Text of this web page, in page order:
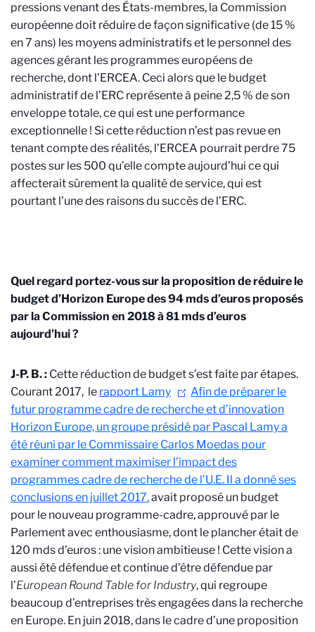
pressions venant des États-membres, la Commission
européenne doit réduire de façon significative (de 15 %
en 7 ans) les moyens administratifs et le personnel des
agences gérant les programmes européens de
recherche, dont l’ERCEA. Ceci alors que le budget
administratif de l’ERC représente à peine 2,5 % de son
enveloppe totale, ce qui est une performance
exceptionnelle ! Si cette réduction n’est pas revue en
tenant compte des réalités, l’ERCEA pourrait perdre 75
postes sur les 500 qu’elle compte aujourd’hui ce qui
affecterait sûrement la qualité de service, qui est
pourtant l’une des raisons du succès de l’ERC.
Quel regard portez-vous sur la proposition de réduire le
budget d’Horizon Europe des 94 mds d’euros proposés
par la Commission en 2018 à 81 mds d’euros
aujourd’hui ?
J-P. B. : Cette réduction de budget s’est faite par étapes.
Courant 2017, le rapport Lamy
Afin de préparer le
futur programme cadre de recherche et d’innovation
Horizon Europe, un groupe présidé par Pascal Lamy a
été réuni par le Commissaire Carlos Moedas pour
examiner comment maximiser l’impact des
programmes cadre de recherche de l’U.E. Il a donné ses
conclusions en juillet 2017.avait proposé un budget
pour le nouveau programme-cadre, approuvé par le
Parlement avec enthousiasme, dont le plancher était de
120 mds d’euros : une vision ambitieuse ! Cette vision a
aussi été défendue et continue d’être défendue par
l’European Round Table for Industry, qui regroupe
beaucoup d’entreprises très engagées dans la recherche
en Europe. En juin 2018, dans le cadre d’une proposition